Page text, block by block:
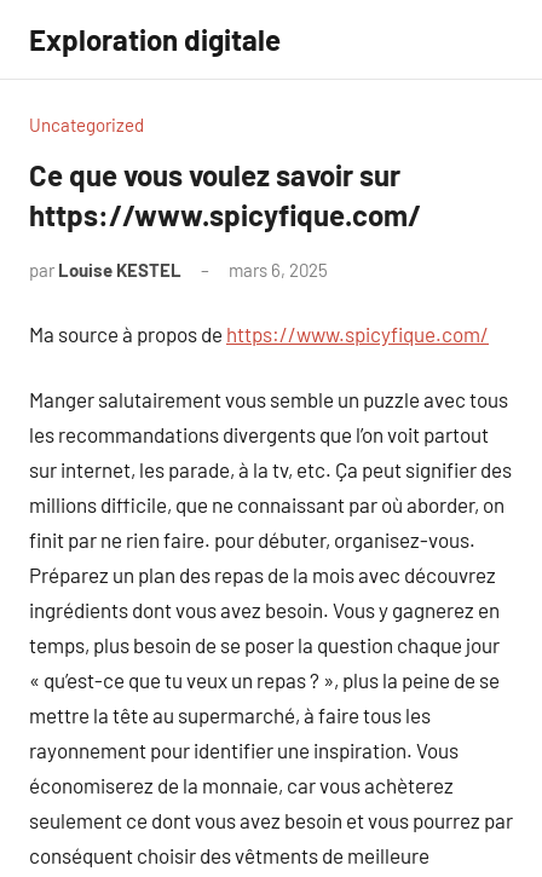
contenu
Exploration digitale
Uncategorized
Ce que vous voulez savoir sur
https://www.spicyfique.com/
par Louise KESTEL mars 6, 2025
Ma source à propos de https://www.spicyfique.com/
Manger salutairement vous semble un puzzle avec tous
les recommandations divergents que l’on voit partout
sur internet, les parade, à la tv, etc. Ça peut signifier des
millions difficile, que ne connaissant par où aborder, on
finit par ne rien faire. pour débuter, organisez-vous.
Préparez un plan des repas de la mois avec découvrez
ingrédients dont vous avez besoin. Vous y gagnerez en
temps, plus besoin de se poser la question chaque jour
« qu’est-ce que tu veux un repas ? », plus la peine de se
mettre la tête au supermarché, à faire tous les
rayonnement pour identifier une inspiration. Vous
économiserez de la monnaie, car vous achèterez
seulement ce dont vous avez besoin et vous pourrez par
conséquent choisir des vêtments de meilleure